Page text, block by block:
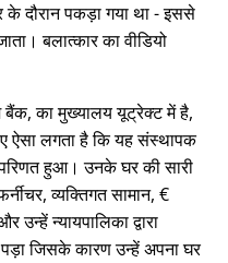
के दौरान पकड़ा गया था - इससे
बलात्कार का वीडियो
बैंक, का मुख्यालय यूट्रेक्ट में है,
ऐसा लगता है कि यह संस्थापक
हुआ। उनके घर की सारी
व्यक्तिगत सामान, €
न्यायपालिका द्वारा
पड़ा जिसके कारण उन्हें अपना घर